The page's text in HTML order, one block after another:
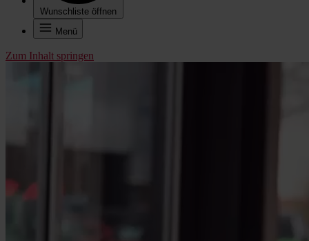
Wunschliste öffnen
Menü
Zum Inhalt springen